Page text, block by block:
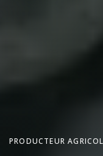
PRODUCTEUR